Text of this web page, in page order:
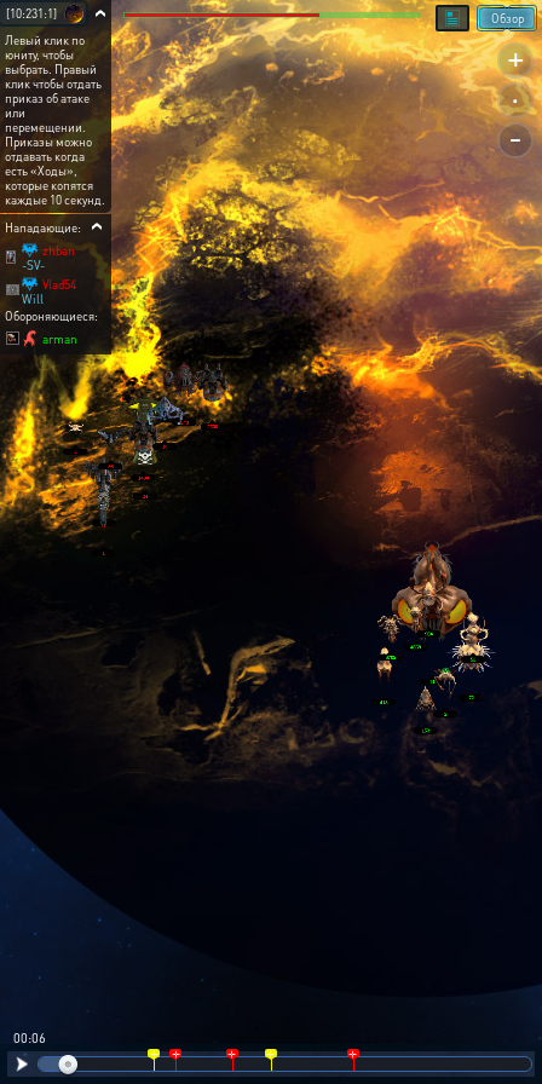
+
.
-
Обзор
[10:231:1]
Левый клик по
юниту, чтобы
выбрать. Правый
клик чтобы отдать
приказ об атаке
или
перемещении.
Приказы можно
отдавать когда
есть «Ходы»,
которые копятся
каждые 10 секунд.
Нападающие:
zhban
-SV-
Vlad54
Will
Обороняющиеся:
arman
00:06